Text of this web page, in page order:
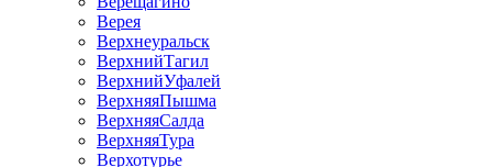
Верея
Верхнеуральск
ВерхнийТагил
ВерхнийУфалей
ВерхняяПышма
ВерхняяСалда
ВерхняяТура
Верхотурье